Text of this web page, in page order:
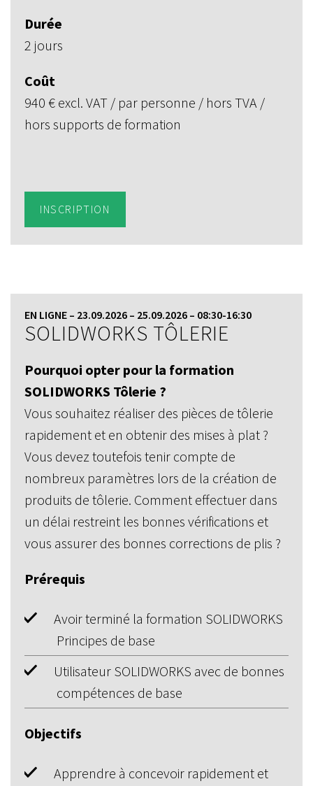
Durée
2 jours
Coût
940 € excl. VAT / par personne / hors TVA /
hors supports de formation
INSCRIPTION
EN LIGNE – 23.09.2026 – 25.09.2026 – 08:30-16:30
SOLIDWORKS TÔLERIE
Pourquoi opter pour la formation
SOLIDWORKS Tôlerie ?
Vous souhaitez réaliser des pièces de tôlerie
rapidement et en obtenir des mises à plat ?
Vous devez toutefois tenir compte de
nombreux paramètres lors de la création de
produits de tôlerie. Comment effectuer dans
un délai restreint les bonnes vérifications et
vous assurer des bonnes corrections de plis ?
Prérequis
Avoir terminé la formation SOLIDWORKS
Principes de base
Utilisateur SOLIDWORKS avec de bonnes
compétences de base
Objectifs
Apprendre à concevoir rapidement et